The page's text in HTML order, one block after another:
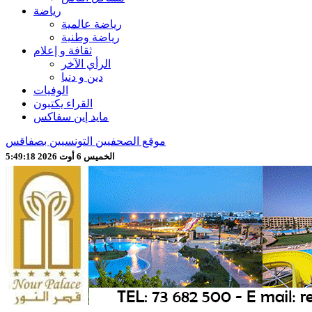
رياضة
رياضة عالمية
رياضة وطنية
ثقافة و إعلام
الرأي الآخر
دين و دنيا
الوفيات
القراء يكتبون
مايد إين سفاكس
موقع الصحفيين التونسيين بصفاقس
الخميس 6 أوت 2026 5:49:20